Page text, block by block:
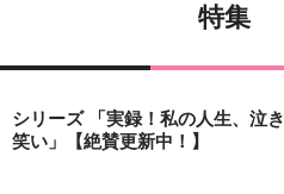
特集
シリーズ 「実録！私の人生、泣き
笑い」【絶賛更新中！】